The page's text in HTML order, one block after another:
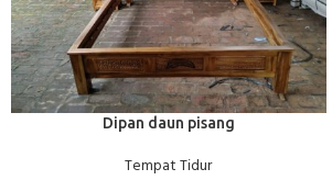
BACA SELENGKAPNYADipan daun pisang
Tempat Tidur